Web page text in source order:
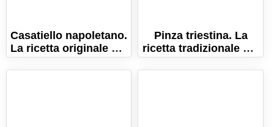
Casatiello napoletano.
La ricetta originale del
rustico di Pasqua!
Pinza triestina. La
ricetta tradizionale del
pane dolce di Pasqua!